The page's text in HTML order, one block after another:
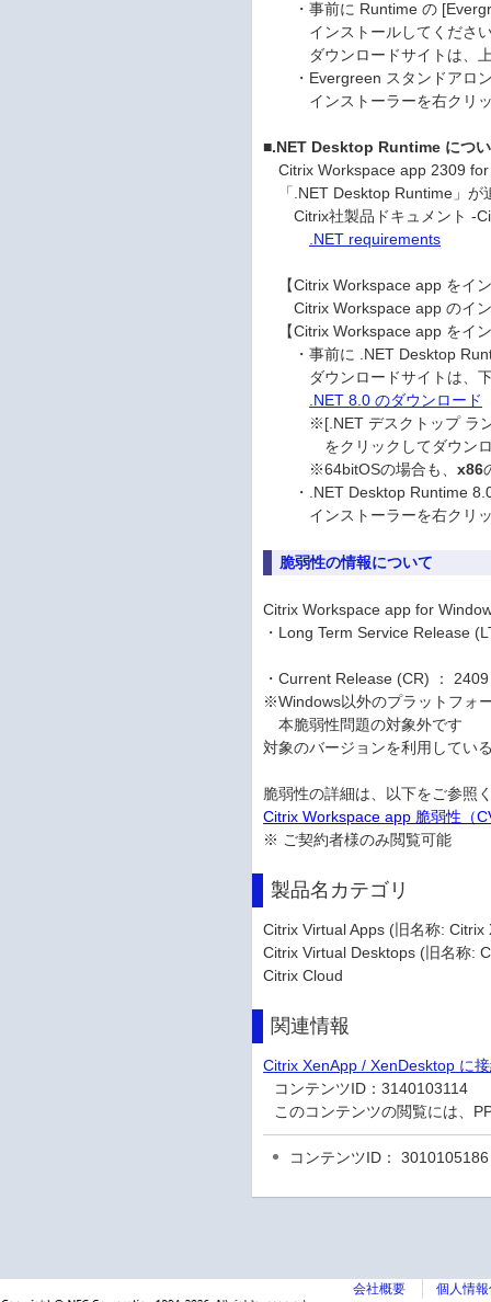
・事前に Runtime の
インストールしてください
ダウンロードサイトは、上
・Evergreen スタンドアロン
インストーラーを右クリック
■.NET Desktop Runtime につ
Citrix Workspace app 2309
「.NET Desktop Runtime」が
Citrix社製品ドキュメント -
.NET requirements
【Citrix Workspace app をイ
Citrix Workspace app のイン
【Citrix Workspace app をイ
・事前に .NET Desktop
ダウンロードサイトは、下
.NET 8.0 のダウンロード
※[.NET デスクトップ ランタ
をクリックしてダウンロ
※64bitOSの場合も、x86
・.NET Desktop Runtime 8.0
インストーラーを右クリック
脆弱性の情報について
Citrix Workspace app for
・Long Term Service Release
・Current Release (CR) ：
※Windows以外のプラットフォ
本脆弱性問題の対象外です
対象のバージョンを利用してい
脆弱性の詳細は、以下をご参照
Citrix Workspace app 脆弱性（
※ ご契約者様のみ閲覧可能
製品名カテゴリ
Citrix Virtual Apps (旧名称:
Citrix Virtual Desktops (旧名称:
Citrix Cloud
関連情報
Citrix XenApp / XenDesktop に
コンテンツID：3140103114
このコンテンツの閲覧には、
コンテンツID： 3010105186
会社概要 個人情